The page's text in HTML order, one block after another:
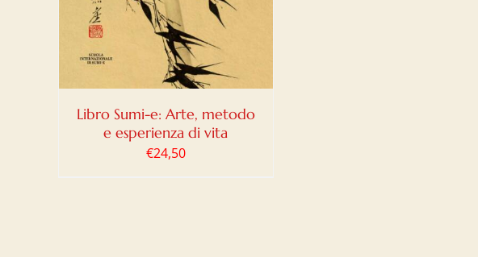
Libro Sumi-e: Arte, metodo
e esperienza di vita
€24,50